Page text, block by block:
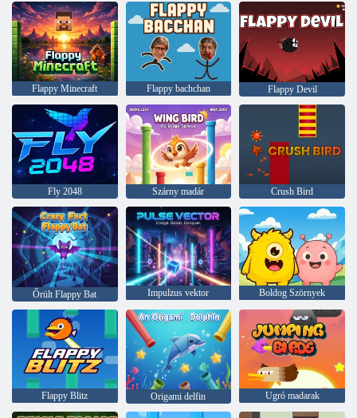
Flappy Minecraft Flappy bachchan Flappy Devil
Fly 2048 Szárny madár Crush Bird
Őrült Flappy Bat Impulzus vektor Boldog Szörnyek
Flappy Blitz Origami delfin Ugró madarak